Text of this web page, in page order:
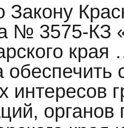
Закону
№ 3575-КЗ
обеспечить
интересов
органов